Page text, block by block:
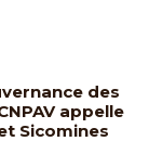
des
appelle
Sicomines